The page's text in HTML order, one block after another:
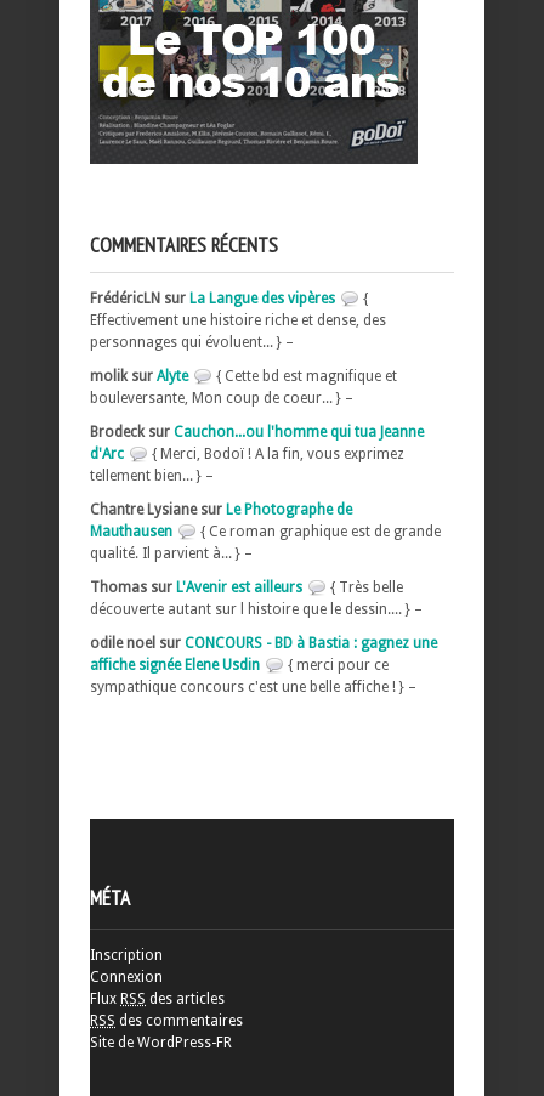
COMMENTAIRES RÉCENTS
FrédéricLN sur La Langue des vipères
{
Effectivement une histoire riche et dense, des
personnages qui évoluent... } –
molik sur Alyte
{ Cette bd est magnifique et
bouleversante, Mon coup de coeur... } –
Brodeck sur Cauchon...ou l'homme qui tua Jeanne
d'Arc
{ Merci, Bodoï ! A la fin, vous exprimez
tellement bien... } –
Chantre Lysiane sur Le Photographe de
Mauthausen
{ Ce roman graphique est de grande
qualité. Il parvient à... } –
Thomas sur L'Avenir est ailleurs
{ Très belle
découverte autant sur l histoire que le dessin.... } –
odile noel sur CONCOURS - BD à Bastia : gagnez une
affiche signée Elene Usdin
{ merci pour ce
sympathique concours c'est une belle affiche ! } –
MÉTA
Inscription
Connexion
Flux RSS des articles
RSS des commentaires
Site de WordPress-FR